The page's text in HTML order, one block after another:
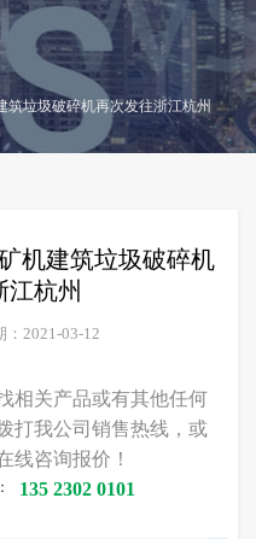
垃圾破碎机再次发往浙江杭州
机建筑垃圾破碎机
江杭州
：2021-03-12
相关产品或有其他任何
打我公司销售热线，或
线咨询报价！
135 2302 0101